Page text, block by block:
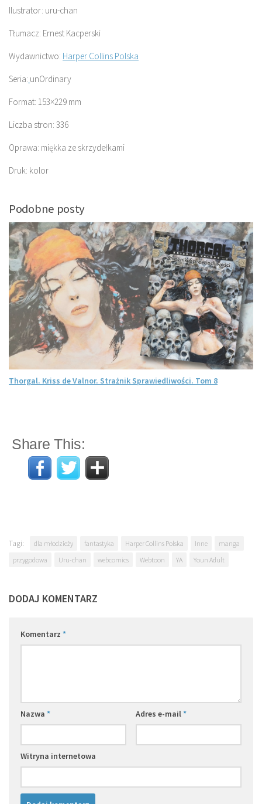
Ilustrator: uru-chan
Tłumacz: Ernest Kacperski
Wydawnictwo: Harper Collins Polska
Seria: unOrdinary
Format: 153×229 mm
Liczba stron: 336
Oprawa: miękka ze skrzydełkami
Druk: kolor
Podobne posty
Thorgal. Kriss de Valnor. Strażnik Sprawiedliwości. Tom 8
Share This:
Tagi: dla młodzieży fantastyka Harper Collins Polska Inne
manga
przygodowa
Uru-chan webcomics Webtoon YA Youn Adult
DODAJ KOMENTARZ
Komentarz *
Nazwa * Adres e-mail*
Witryna internetowa